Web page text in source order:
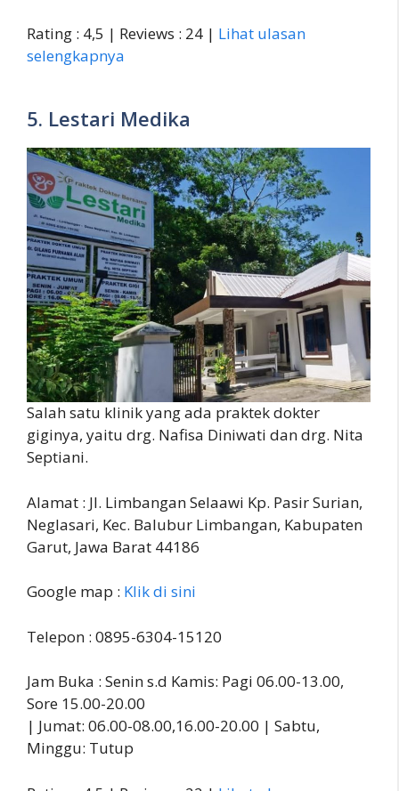
Rating : 4,5 | Reviews : 24 | Lihat ulasan
selengkapnya
5. Lestari Medika
Salah satu klinik yang ada praktek dokter
giginya, yaitu drg. Nafisa Diniwati dan drg. Nita
Septiani.
Alamat : Jl. Limbangan Selaawi Kp. Pasir Surian,
Neglasari, Kec. Balubur Limbangan, Kabupaten
Garut, Jawa Barat 44186
Google map : Klik di sini
Telepon : 0895-6304-15120
Jam Buka : Senin s.d Kamis: Pagi 06.00-13.00,
Sore 15.00-20.00
| Jumat: 06.00-08.00,16.00-20.00 | Sabtu,
Minggu: Tutup